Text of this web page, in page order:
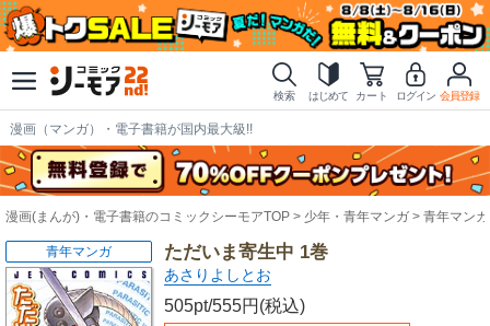
検索 はじめて カート ログイン 会員登録
漫画（マンガ）・電子書籍が国内最大級!!
漫画(まんが)・電子書籍のコミックシーモアTOP 少年・青年マンガ 青年マンガ
ただいま寄生中 1巻
あさりよしとお
505pt/555円(税込)
青年マンガ